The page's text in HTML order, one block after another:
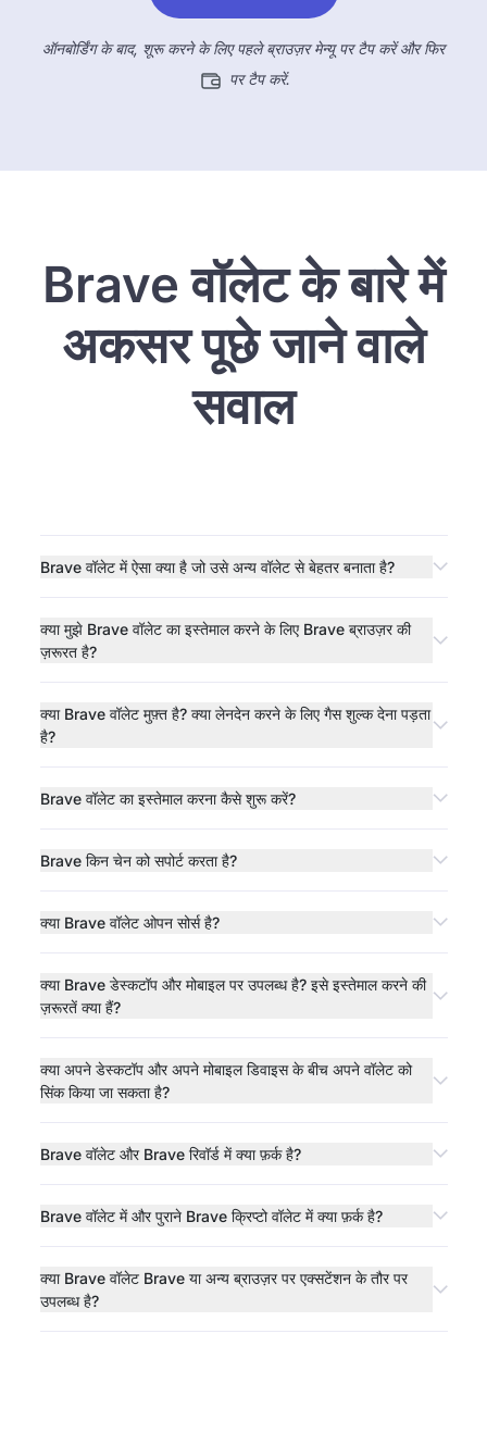
ऑनबोर्डिंग के बाद, शूरू करने के लिए पहले ब्राउज़र मेन्यू पर टैप करें और फिर
पर टैप करें.
Brave वॉलेट के बारे में
अकसर पूछे जाने वाले
सवाल
Brave वॉलेट में ऐसा क्या है जो उसे अन्य वॉलेट से बेहतर बनाता है?
क्या मुझे Brave वॉलेट का इस्तेमाल करने के लिए Brave ब्राउज़र की
ज़रूरत है?
क्या Brave वॉलेट मुफ़्त है? क्या लेनदेन करने के लिए गैस शुल्क देना पड़ता
है?
Brave वॉलेट का इस्तेमाल करना कैसे शुरू करें?
Brave किन चेन को सपोर्ट करता है?
क्या Brave वॉलेट ओपन सोर्स है?
क्या Brave डेस्कटॉप और मोबाइल पर उपलब्ध है? इसे इस्तेमाल करने की
ज़रूरतें क्या हैं?
क्या अपने डेस्कटॉप और अपने मोबाइल डिवाइस के बीच अपने वॉलेट को
सिंक किया जा सकता है?
Brave वॉलेट और Brave रिवॉर्ड में क्या फ़र्क है?
Brave वॉलेट में और पुराने Brave क्रिप्टो वॉलेट में क्या फ़र्क है?
क्या Brave वॉलेट Brave या अन्य ब्राउज़र पर एक्सटेंशन के तौर पर
उपलब्ध है?